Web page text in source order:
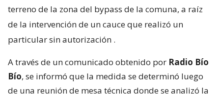
terreno de la zona del bypass de la comuna, a raíz
de la intervención de un cauce que realizó un
particular sin autorización .
A través de un comunicado obtenido por Radio Bío
Bío, se informó que la medida se determinó luego
de una reunión de mesa técnica donde se analizó la